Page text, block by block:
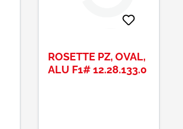
ROSETTE PZ, OVAL,
ALU F1# 12.28.133.0